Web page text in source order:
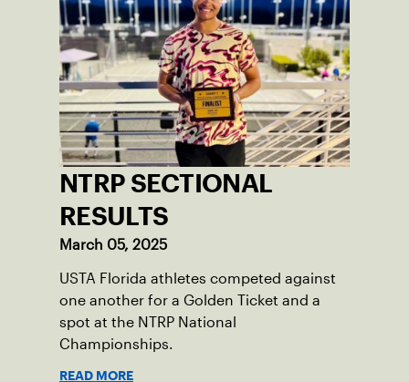
NTRP SECTIONAL
RESULTS
March 05, 2025
USTA Florida athletes competed against
one another for a Golden Ticket and a
spot at the NTRP National
Championships.
READ MORE